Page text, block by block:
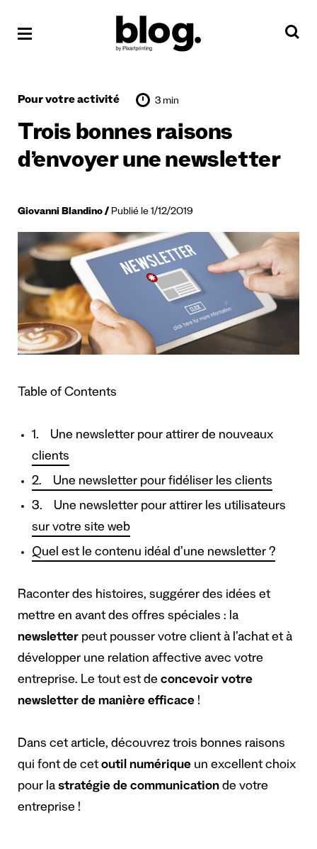
Pour votre activité 3 min
Trois bonnes raisons
d’envoyer une newsletter
Giovanni Blandino Publié le 1/12/2019
Table of Contents
1. Une newsletter pour attirer de nouveaux
clients
2. Une newsletter pour fidéliser les clients
3. Une newsletter pour attirer les utilisateurs
sur votre site web
Quel est le contenu idéal d’une newsletter ?
Raconter des histoires, suggérer des idées et
mettre en avant des offres spéciales : la
newsletter peut pousser votre client à l’achat et à
développer une relation affective avec votre
entreprise. Le tout est de concevoir votre
newsletter de manière efficace !
Dans cet article, découvrez trois bonnes raisons
qui font de cetoutil numérique un excellent choix
pour la stratégie de communication de votre
entreprise !